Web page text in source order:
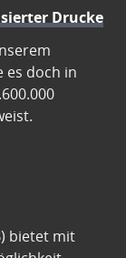
Drucke
es doch in
bietet mit